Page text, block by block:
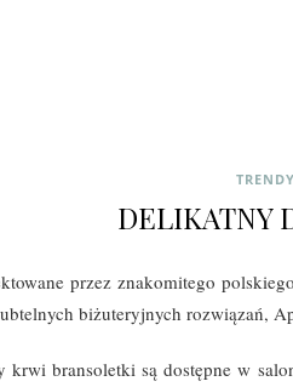
TRENDY
DELIKATNY
przez znakomitego
biżuteryjnych rozwiązań,
bransoletki są dostępne w